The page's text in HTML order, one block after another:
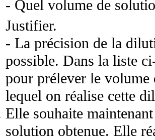
- Quel volume de
Justifier.
- La précision de la
possible. Dans la liste
pour prélever le volume
lequel on réalise cette
Elle souhaite
solution obtenue. Elle